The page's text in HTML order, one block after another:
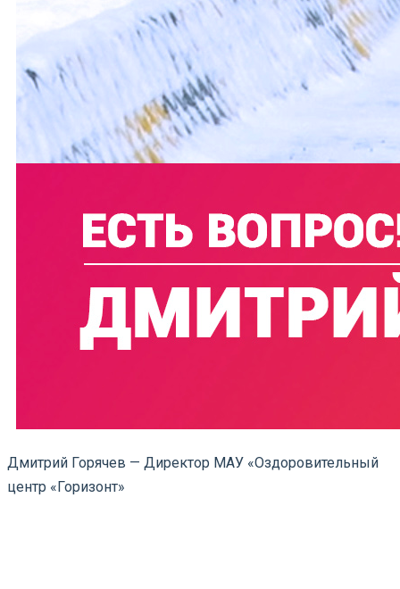
Дмитрий Горячев — Директор МАУ «Оздоровительный
центр «Горизонт»